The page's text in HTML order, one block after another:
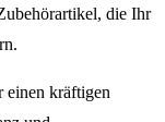
die Ihr
einen kräftigen